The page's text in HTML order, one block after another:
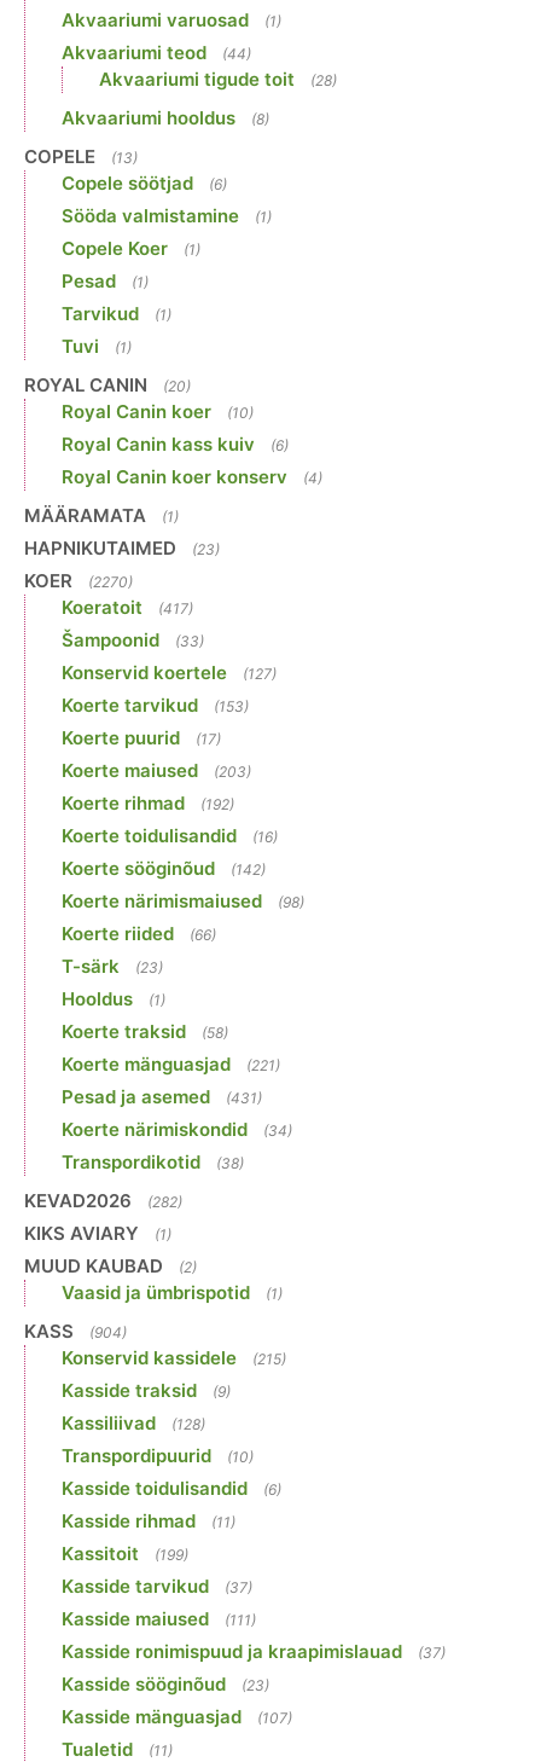
Akvaariumi varuosad (1)
Akvaariumi teod (44)
Akvaariumi tigude toit (28)
Akvaariumi hooldus (8)
COPELE (13)
Copele söötjad (6)
Sööda valmistamine (1)
Copele Koer (1)
Pesad (1)
Tarvikud (1)
Tuvi (1)
ROYAL CANIN (20)
Royal Canin koer (10)
Royal Canin kass kuiv (6)
Royal Canin koer konserv (4)
MÄÄRAMATA (1)
HAPNIKUTAIMED (23)
KOER (2270)
Koeratoit (417)
Šampoonid (33)
Konservid koertele (127)
Koerte tarvikud (153)
Koerte puurid (17)
Koerte maiused (203)
Koerte rihmad (192)
Koerte toidulisandid (16)
Koerte sööginõud (142)
Koerte närimismaiused (98)
Koerte riided (66)
T-särk (23)
Hooldus (1)
Koerte traksid (58)
Koerte mänguasjad (221)
Pesad ja asemed (431)
Koerte närimiskondid (34)
Transpordikotid (38)
KEVAD2026 (282)
KIKS AVIARY (1)
MUUD KAUBAD (2)
Vaasid ja ümbrispotid (1)
KASS (904)
Konservid kassidele (215)
Kasside traksid (9)
Kassiliivad (128)
Transpordipuurid (10)
Kasside toidulisandid (6)
Kasside rihmad (11)
Kassitoit (199)
Kasside tarvikud (37)
Kasside maiused (111)
Kasside ronimispuud ja kraapimislauad (37)
Kasside sööginõud (23)
Kasside mänguasjad (107)
Tualetid (11)